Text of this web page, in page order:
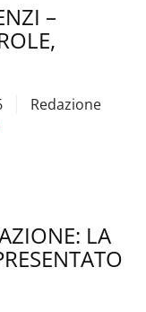
–
Redazione
LA